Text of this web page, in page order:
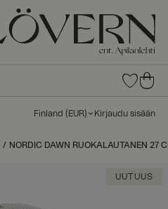
0
tuot
suo
0
tu
ot
a
os
Finland ( EUR) Kirjaudu sisään
NORDIC DAWN RUOKALAUTANEN 27
UUTUUS